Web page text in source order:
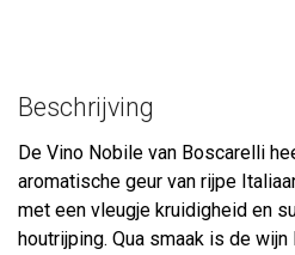
Beschrijving
De Vino Nobile van Boscarelli
aromatische geur van rijpe
met een vleugje kruidigheid en
houtrijping. Qua smaak is de